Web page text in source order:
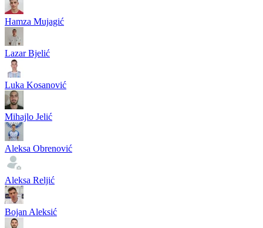
Hamza Mujagić
Lazar Bjelić
Luka Kosanović
Mihajlo Jelić
Aleksa Obrenović
Aleksa Reljić
Bojan Aleksić